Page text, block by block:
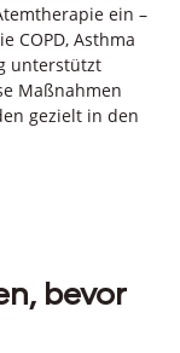
ein –
COPD, Asthma
unterstützt
Maßnahmen
gezielt in den
bevor